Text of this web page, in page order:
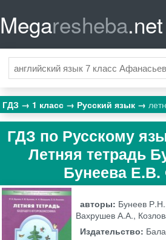
Megaresheba.net
ГДЗ 1 класс Русский язык
ГДЗ по Русскому
Летняя тетрадь
Бунеева
авторы: Бунеев
Вахрушев А.А.,
Издательство: